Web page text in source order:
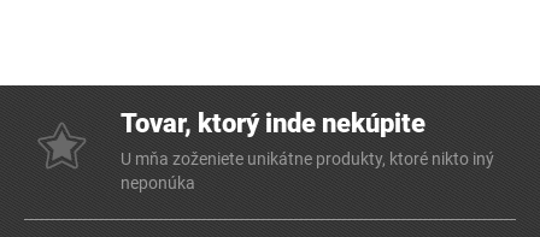
Tovar, ktorý inde nekúpite
U mňa zoženiete unikátne produkty, ktoré nikto iný
neponúka